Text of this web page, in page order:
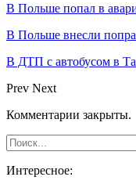
В Польше попал в
В Польше внесли
В ДТП с автобусом в
Prev Next
Комментарии закрыты.
Интересное: